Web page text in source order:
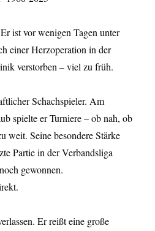
ist vor wenigen Tagen unter
einer Herzoperation in der
verstorben – viel zu früh.
Schachspieler. Am
spielte er Turniere – ob nah, ob
weit. Seine besondere Stärke
Partie in der Verbandsliga
gewonnen.
Er reißt eine große